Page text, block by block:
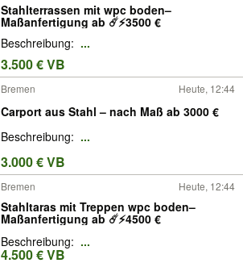
Stahlterrassen mit wpc boden–
Maßanfertigung ab ☄️⚡️3500 €
Beschreibung: ...
3.500 € VB
Bremen Heute, 12:44
Carport aus Stahl – nach Maß ab 3000 €
Beschreibung: ...
3.000 € VB
Bremen Heute, 12:44
Stahltaras mit Treppen wpc boden–
Maßanfertigung ab ☄️⚡️4500 €
Beschreibung: ...
4.500 € VB